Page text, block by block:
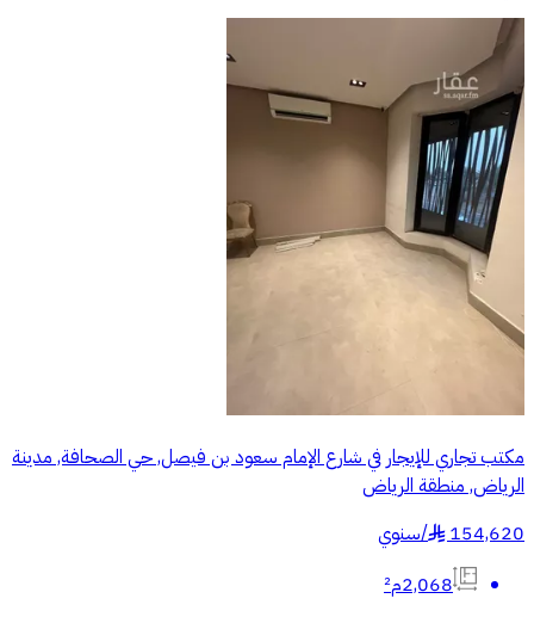
مكتب تجاري للإيجار في شارع الإمام سعود بن فيصل, حي الصحافة, مدينة
الرياض, منطقة الرياض
154,620
§
/سنوي
2,068م²